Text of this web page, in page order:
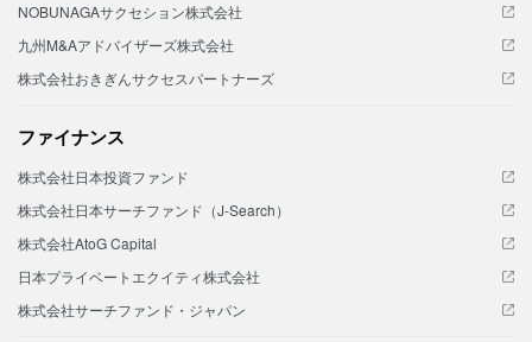
NOBUNAGAサクセション株式会社
九州M&Aアドバイザーズ株式会社
株式会社おきぎんサクセスパートナーズ
ファイナンス
株式会社日本投資ファンド
株式会社日本サーチファンド（J-Search）
株式会社AtoG Capital
日本プライベートエクイティ株式会社
株式会社サーチファンド・ジャパン